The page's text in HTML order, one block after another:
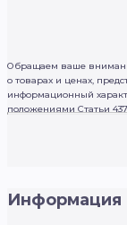
Обращаем ваше
о товарах и ценах,
информационный
положениями Статьи
Информация